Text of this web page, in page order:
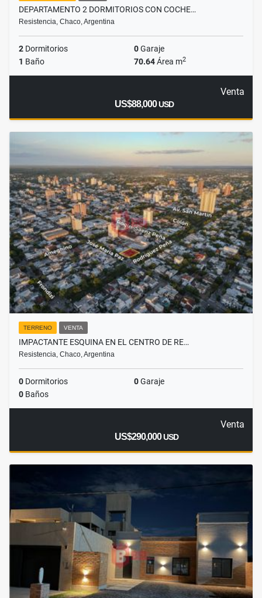
DEPARTAMENTO 2 DORMITORIOS CON COCHE…
Resistencia, Chaco, Argentina
2 Dormitorios 0Garaje
1 Baño 70.64Área m2
Venta
US$88,000USD
TERRENO VENTA
IMPACTANTE ESQUINA EN EL CENTRO DE RE…
Resistencia, Chaco, Argentina
0 Dormitorios 0Garaje
0 Baños
Venta
US$290,000USD